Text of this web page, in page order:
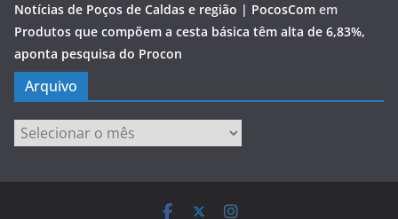
Notícias de Poços de Caldas e região | PocosCom em
Produtos que compõem a cesta básica têm alta de 6,83%,
aponta pesquisa do Procon
Arquivo
Arquivo